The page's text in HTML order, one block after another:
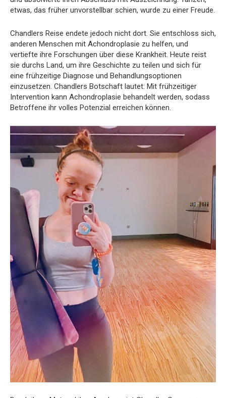
etwas, das früher unvorstellbar schien, wurde zu einer Freude.
Chandlers Reise endete jedoch nicht dort. Sie entschloss sich,
anderen Menschen mit Achondroplasie zu helfen, und
vertiefte ihre Forschungen über diese Krankheit. Heute reist
sie durchs Land, um ihre Geschichte zu teilen und sich für
eine frühzeitige Diagnose und Behandlungsoptionen
einzusetzen. Chandlers Botschaft lautet: Mit frühzeitiger
Intervention kann Achondroplasie behandelt werden, sodass
Betroffene ihr volles Potenzial erreichen können.